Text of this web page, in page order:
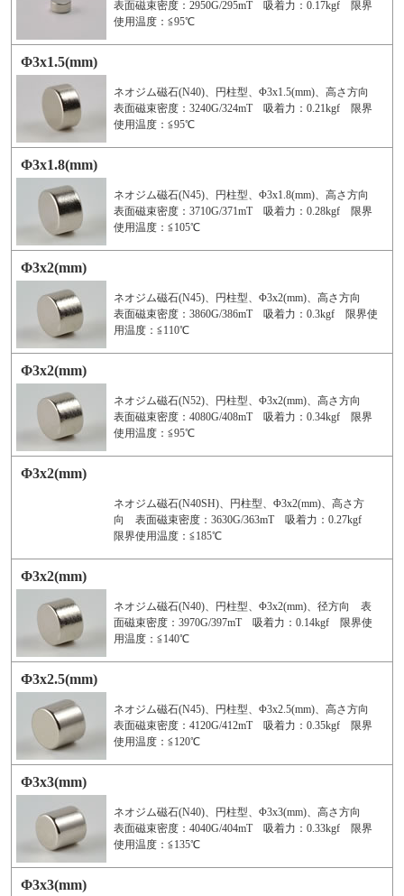
表面磁束密度：2950G/295mT 吸着力：0.17kgf 限界
使用温度：≦95℃
Φ3x1.5(mm)
ネオジム磁石(N40)、円柱型、Φ3x1.5(mm)、高さ方向
表面磁束密度：3240G/324mT 吸着力：0.21kgf 限界
使用温度：≦95℃
Φ3x1.8(mm)
ネオジム磁石(N45)、円柱型、Φ3x1.8(mm)、高さ方向
表面磁束密度：3710G/371mT 吸着力：0.28kgf 限界
使用温度：≦105℃
Φ3x2(mm)
ネオジム磁石(N45)、円柱型、Φ3x2(mm)、高さ方向
表面磁束密度：3860G/386mT 吸着力：0.3kgf 限界使
用温度：≦110℃
Φ3x2(mm)
ネオジム磁石(N52)、円柱型、Φ3x2(mm)、高さ方向
表面磁束密度：4080G/408mT 吸着力：0.34kgf 限界
使用温度：≦95℃
Φ3x2(mm)
ネオジム磁石(N40SH)、円柱型、Φ3x2(mm)、高さ方
向 表面磁束密度：3630G/363mT 吸着力：0.27kgf
限界使用温度：≦185℃
Φ3x2(mm)
ネオジム磁石(N40)、円柱型、Φ3x2(mm)、径方向 表
面磁束密度：3970G/397mT 吸着力：0.14kgf 限界使
用温度：≦140℃
Φ3x2.5(mm)
ネオジム磁石(N45)、円柱型、Φ3x2.5(mm)、高さ方向
表面磁束密度：4120G/412mT 吸着力：0.35kgf 限界
使用温度：≦120℃
Φ3x3(mm)
ネオジム磁石(N40)、円柱型、Φ3x3(mm)、高さ方向
表面磁束密度：4040G/404mT 吸着力：0.33kgf 限界
使用温度：≦135℃
Φ3x3(mm)